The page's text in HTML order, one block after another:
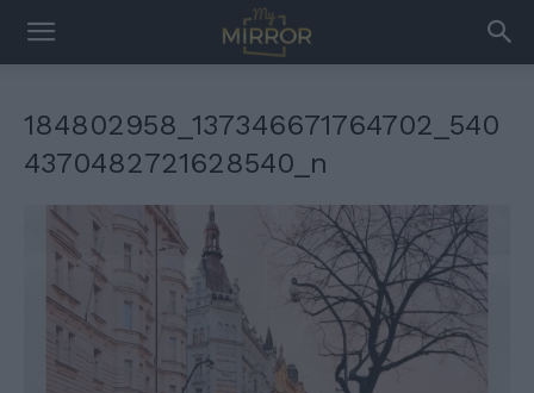
184802958_137346671764702_540
4370482721628540_n